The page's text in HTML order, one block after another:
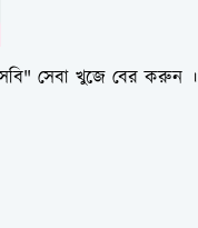
সেবা খুজে বের করুন ।